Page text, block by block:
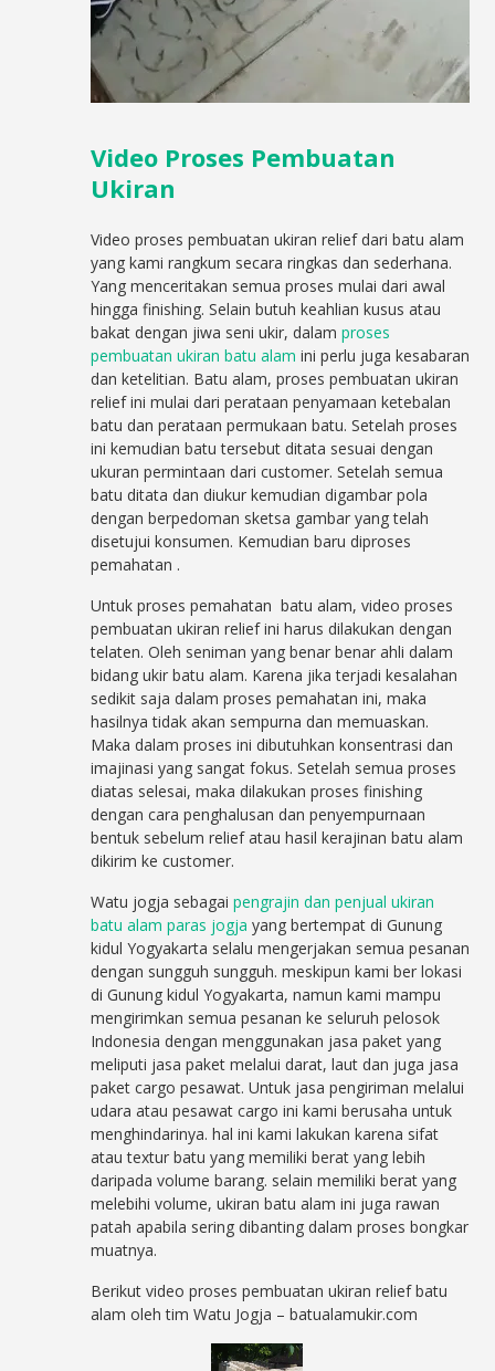
Video Proses Pembuatan
Ukiran
Video proses pembuatan ukiran relief dari batu alam
yang kami rangkum secara ringkas dan sederhana.
Yang menceritakan semua proses mulai dari awal
hingga finishing. Selain butuh keahlian kusus atau
bakat dengan jiwa seni ukir, dalamproses
pembuatan ukiran batu alam ini perlu juga kesabaran
dan ketelitian. Batu alam, proses pembuatan ukiran
relief ini mulai dari perataan penyamaan ketebalan
batu dan perataan permukaan batu. Setelah proses
ini kemudian batu tersebut ditata sesuai dengan
ukuran permintaan dari customer. Setelah semua
batu ditata dan diukur kemudian digambar pola
dengan berpedoman sketsa gambar yang telah
disetujui konsumen. Kemudian baru diproses
pemahatan .
Untuk proses pemahatan batu alam, video proses
pembuatan ukiran relief ini harus dilakukan dengan
telaten. Oleh seniman yang benar benar ahli dalam
bidang ukir batu alam. Karena jika terjadi kesalahan
sedikit saja dalam proses pemahatan ini, maka
hasilnya tidak akan sempurna dan memuaskan.
Maka dalam proses ini dibutuhkan konsentrasi dan
imajinasi yang sangat fokus. Setelah semua proses
diatas selesai, maka dilakukan proses finishing
dengan cara penghalusan dan penyempurnaan
bentuk sebelum relief atau hasil kerajinan batu alam
dikirim ke customer.
Watu jogja sebagaipengrajin dan penjual ukiran
batu alam paras jogja yang bertempat di Gunung
kidul Yogyakarta selalu mengerjakan semua pesanan
dengan sungguh sungguh. meskipun kami ber lokasi
di Gunung kidul Yogyakarta, namun kami mampu
mengirimkan semua pesanan ke seluruh pelosok
Indonesia dengan menggunakan jasa paket yang
meliputi jasa paket melalui darat, laut dan juga jasa
paket cargo pesawat. Untuk jasa pengiriman melalui
udara atau pesawat cargo ini kami berusaha untuk
menghindarinya. hal ini kami lakukan karena sifat
atau textur batu yang memiliki berat yang lebih
daripada volume barang. selain memiliki berat yang
melebihi volume, ukiran batu alam ini juga rawan
patah apabila sering dibanting dalam proses bongkar
muatnya.
Berikut video proses pembuatan ukiran relief batu
alam oleh tim Watu Jogja – batualamukir.com